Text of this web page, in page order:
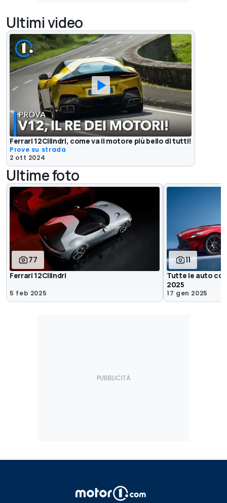
Ultimi video
Ferrari 12Cilindri, come va il motore più bello di tutti!
Prove su strada
2 ott 2024
Ultime foto
77
Ferrari 12Cilindri
5 feb 2025
11
Tutte le auto
2025
17 gen 2025